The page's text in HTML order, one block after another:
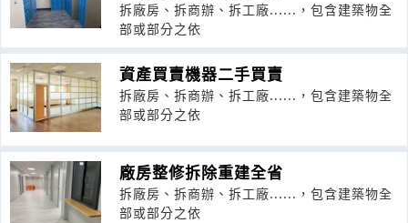
拆廠房、拆商辦、拆工廠......，包含建築物全
部或部分之依
資產買賣機器二手買賣
拆廠房、拆商辦、拆工廠......，包含建築物全
部或部分之依
廠房整修拆除重建全省
拆廠房、拆商辦、拆工廠......，包含建築物全
部或部分之依